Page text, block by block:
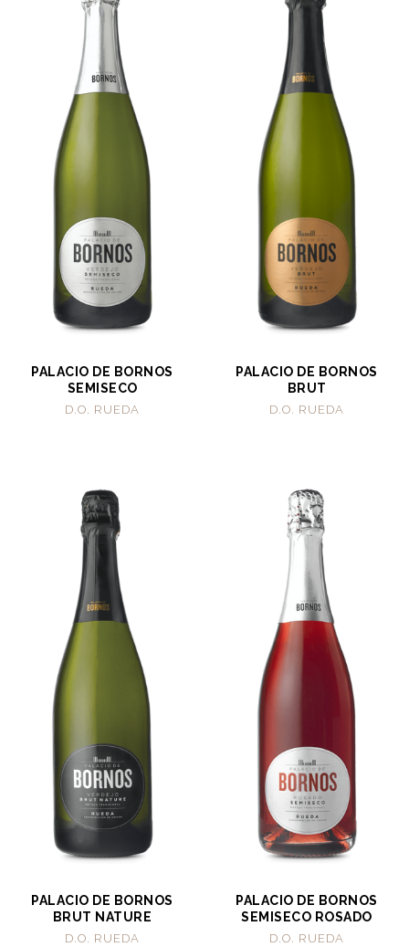
PALACIO DE BORNOS
SEMISECO
D.O. RUEDA
PALACIO DE BORNOS
BRUT
D.O. RUEDA
PALACIO DE BORNOS
BRUT NATURE
D.O. RUEDA
PALACIO DE BORNOS
SEMISECO ROSADO
D.O. RUEDA